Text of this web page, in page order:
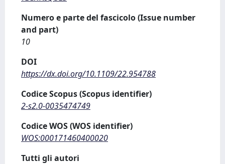
Numero e parte del fascicolo (Issue number
and part)
10
DOI
https://dx.doi.org/10.1109/22.954788
Codice Scopus (Scopus identifier)
2-s2.0-0035474749
Codice WOS (WOS identifier)
WOS:000171460400020
Tutti gli autori